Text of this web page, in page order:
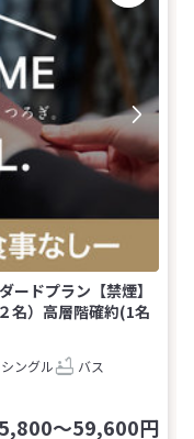
ードプラン【禁煙】
名）高層階確約(1名
シングル
バス
～59,600円